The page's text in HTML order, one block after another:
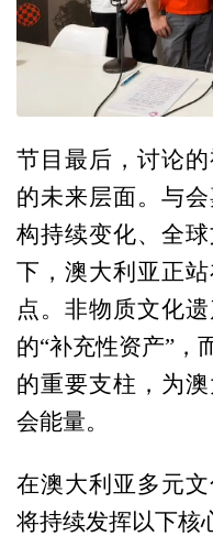
节目最后，讨论
的未来层面。与
构持续变化、全
下，澳大利亚正
点。非物质文化
的“补充性资产”，
的重要支柱，为
会能量。
在澳大利亚多元
将持续发挥以下核